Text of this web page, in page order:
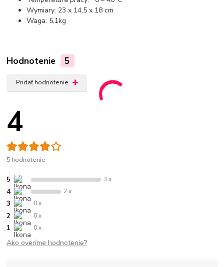
Wymiary: 23 x 14,5 x 18 cm
Waga: 5,1kg
Hodnotenie 5
Pridať hodnotenie
4
5 hodnotenie
5 3 x
4 2 x
3 0 x
2 0 x
1 0 x
Ako overíme hodnotenie?